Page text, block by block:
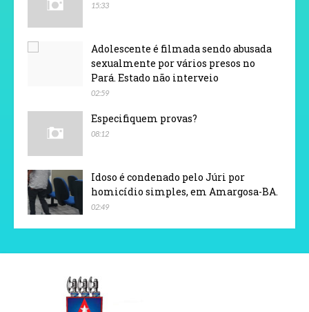
15:33
Adolescente é filmada sendo abusada
sexualmente por vários presos no
Pará. Estado não interveio
02:59
Especifiquem provas?
08:12
Idoso é condenado pelo Júri por
homicídio simples, em Amargosa-BA.
02:49